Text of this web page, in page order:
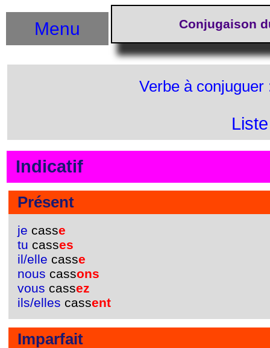
Conjugaison
Menu
Verbe à
Indicatif
Présent
je casse
tu casses
il/elle casse
nous cassons
vous cassez
ils/elles cassent
Imparfait